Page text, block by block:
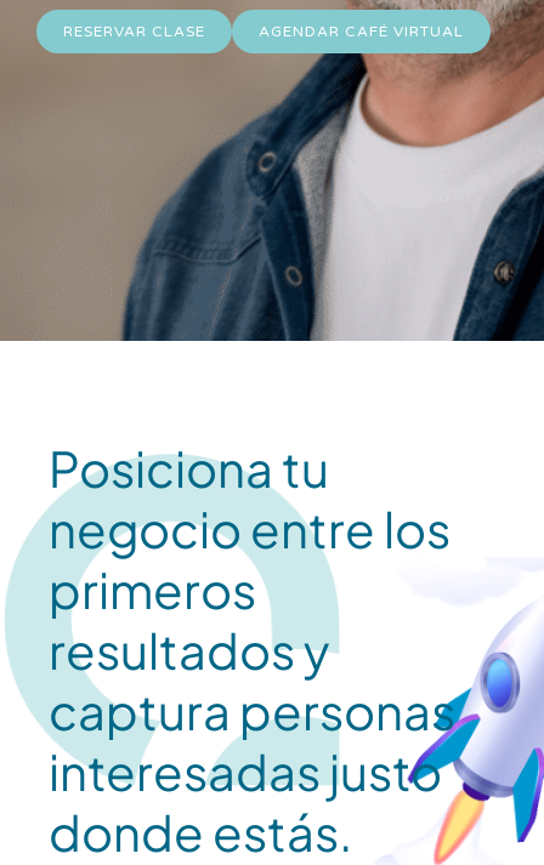
RESERVAR CLASE AGENDAR CAFÉ VIRTUAL
Posiciona tu
negocio entre los
primeros
resultados y
captura personas
interesadas justo
donde estás.